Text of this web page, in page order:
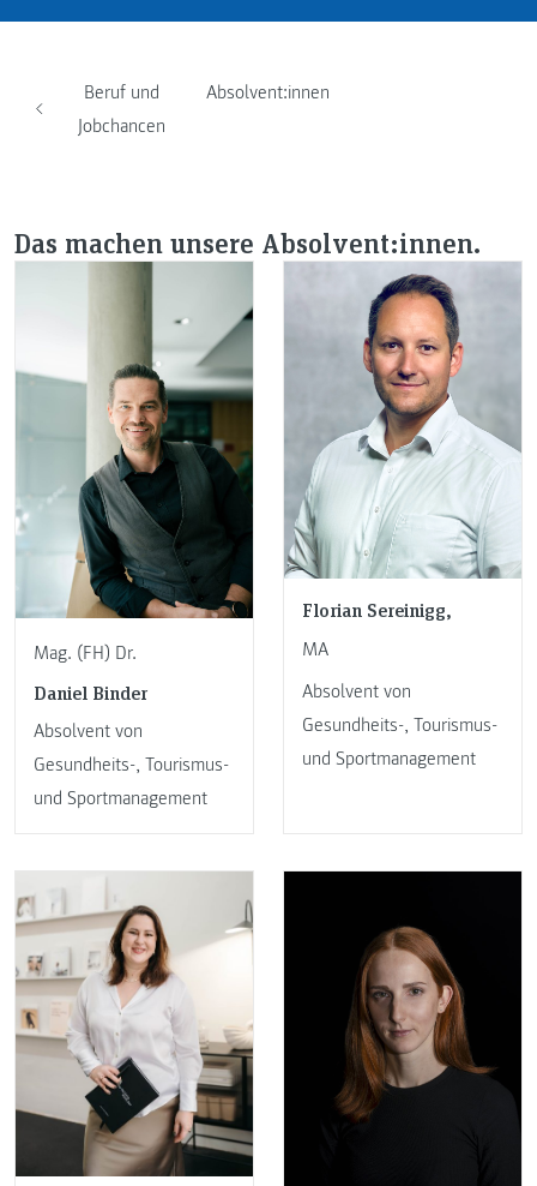
Beruf und
Jobchancen
Absolvent:innen
Das machen unsere Absolvent:innen.
Mag. (FH) Dr.
Daniel Binder
Absolvent von
Gesundheits-, Tourismus-
und Sportmanagement
Florian Sereinigg,
MA
Absolvent von
Gesundheits-, Tourismus-
und Sportmanagement